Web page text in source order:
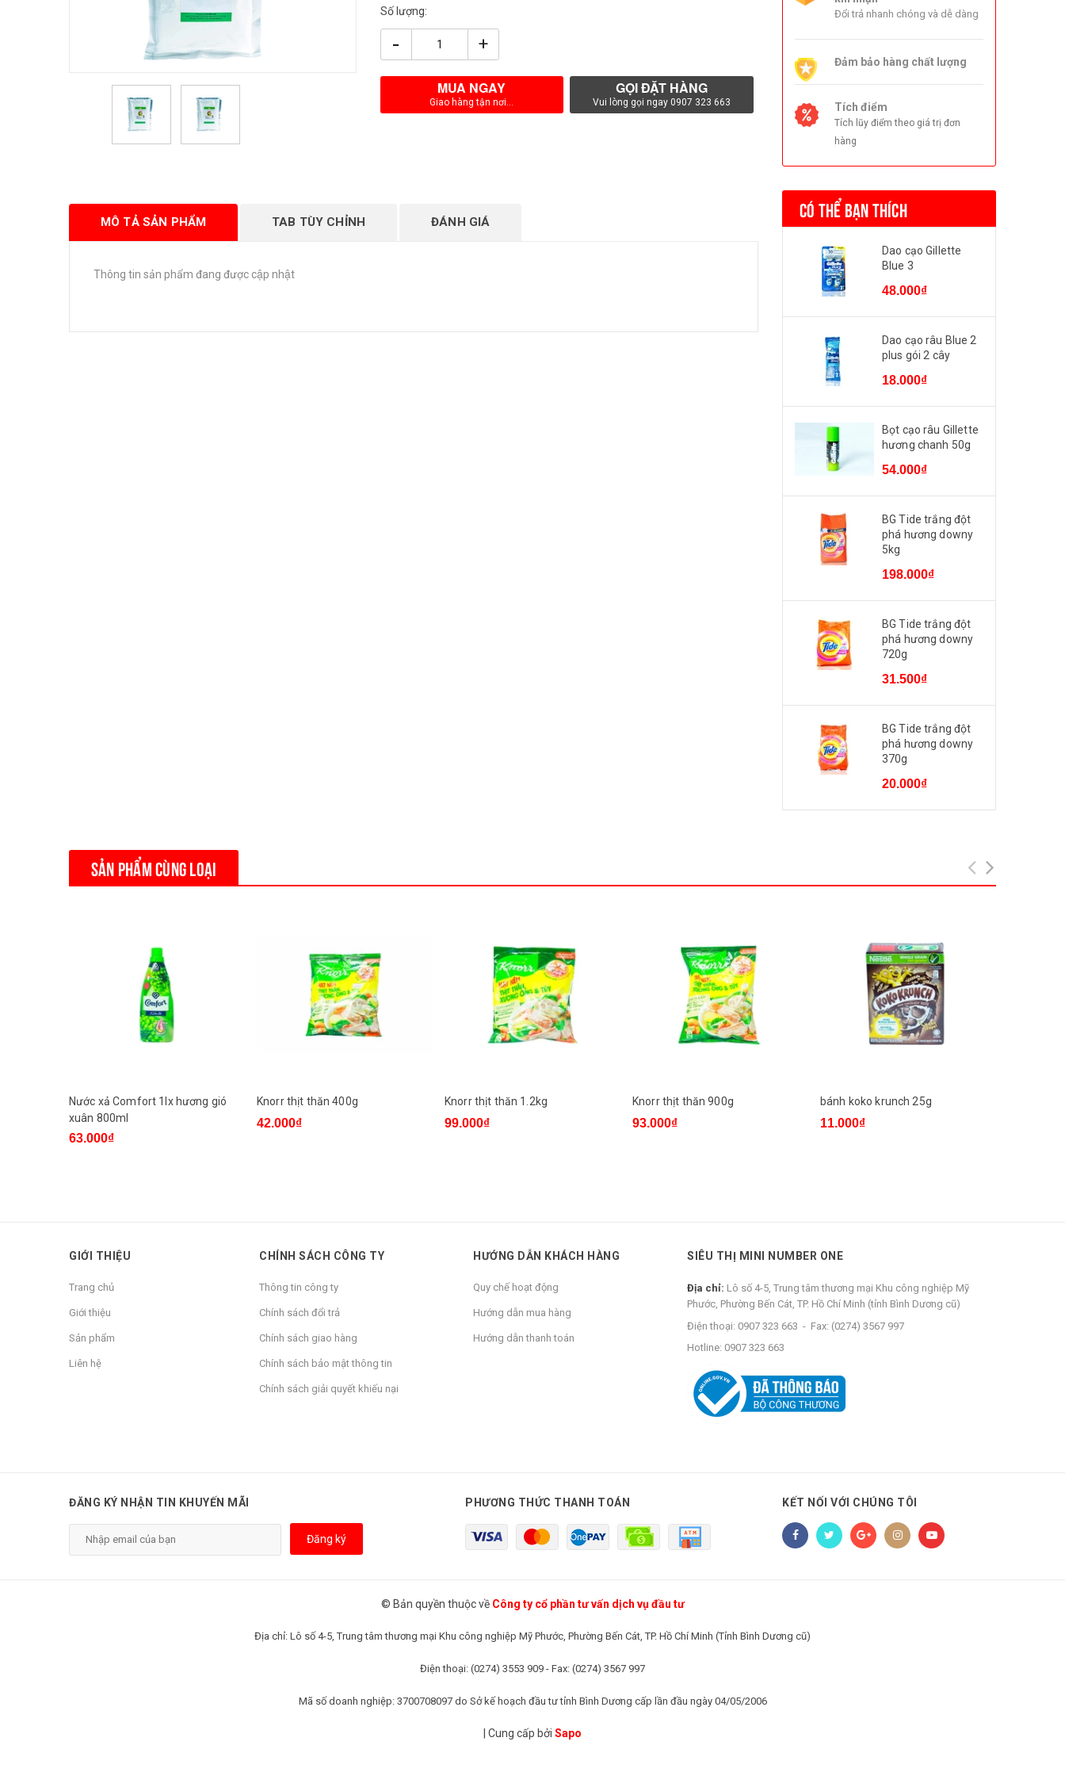
Số lượng:
- +
MUA NGAY
Giao hàng tận nơi...
GỌI ĐẶT HÀNG
Vui lòng gọi ngay 0907 323 663
MÔ TẢ SẢN PHẨM TAB TÙY CHỈNH ĐÁNH GIÁ
Thông tin sản phẩm đang được cập nhật
Đổi trả nhanh chóng và dễ dàng
Đảm bảo hàng chất lượng
Tích điểm
Tích lũy điểm theo giá trị đơn
hàng
CÓ THỂ BẠN THÍCH
Dao cạo Gillette
Blue 3
48.000₫
Dao cạo râu Blue 2
plus gói 2 cây
18.000₫
Bọt cạo râu Gillette
hương chanh 50g
54.000₫
BG Tide trắng đột
phá hương downy
5kg
198.000₫
BG Tide trắng đột
phá hương downy
720g
31.500₫
BG Tide trắng đột
phá hương downy
370g
20.000₫
SẢN PHẨM CÙNG LOẠI
Nước xả Comfort 1lx hương gió
xuân 800ml
63.000₫
Knorr thịt thăn 400g
42.000₫
Knorr thịt thăn 1.2kg
99.000₫
Knorr thịt thăn 900g
93.000₫
bánh koko krunch 25g
11.000₫
GIỚI THIỆU
Trang chủ
Giới thiệu
Sản phẩm
Liên hệ
CHÍNH SÁCH CÔNG TY
Thông tin công ty
Chính sách đổi trả
Chính sách giao hàng
Chính sách bảo mật thông tin
Chính sách giải quyết khiếu nại
HƯỚNG DẪN KHÁCH HÀNG
Quy chế hoạt động
Hướng dẫn mua hàng
Hướng dẫn thanh toán
SIÊU THỊ MINI NUMBER ONE
Địa chỉ: Lô số 4-5, Trung tâm thương mại Khu công nghiệp Mỹ
Phước, Phường Bến Cát, TP. Hồ Chí Minh (tỉnh Bình Dương cũ)
Điện thoại: 0907 323 663 - Fax: (0274) 3567 997
Hotline: 0907 323 663
ĐĂNG KÝ NHẬN TIN KHUYẾN MÃI
Đăng ký
PHƯƠNG THỨC THANH TOÁN KẾT NỐI VỚI CHÚNG TÔI
© Bản quyền thuộc về Công ty cổ phần tư vấn dịch vụ đầu tư
Địa chỉ: Lô số 4-5, Trung tâm thương mại Khu công nghiệp Mỹ Phước, Phường Bến Cát, TP. Hồ Chí Minh (Tỉnh Bình Dương cũ)
Điện thoại: (0274) 3553 909 - Fax: (0274) 3567 997
Mã số doanh nghiệp: 3700708097 do Sở kế hoạch đầu tư tỉnh Bình Dương cấp lần đầu ngày 04/05/2006
Cung cấp bởi Sapo